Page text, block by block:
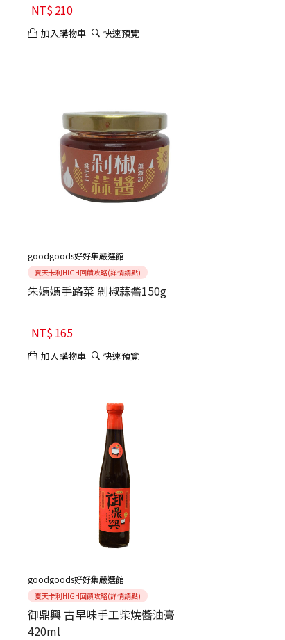
NT$210
加入購物車 快速預覽
goodgoods好好集嚴選館
夏天卡利HIGH回饋攻略(詳情請點)
朱媽媽手路菜 剁椒蒜醬150g
NT$165
加入購物車 快速預覽
goodgoods好好集嚴選館
夏天卡利HIGH回饋攻略(詳情請點)
御鼎興 古早味手工柴燒醬油膏
420ml